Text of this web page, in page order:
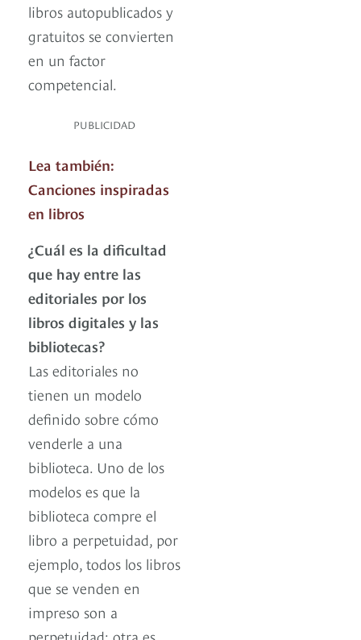
libros autopublicados y
gratuitos se convierten
en un factor
competencial.
PUBLICIDAD
Lea también:
Canciones inspiradas
en libros
¿Cuál es la dificultad
que hay entre las
editoriales por los
libros digitales y las
bibliotecas?
Las editoriales no
tienen un modelo
definido sobre cómo
venderle a una
biblioteca. Uno de los
modelos es que la
biblioteca compre el
libro a perpetuidad, por
ejemplo, todos los libros
que se venden en
impreso son a
perpetuidad; otra es